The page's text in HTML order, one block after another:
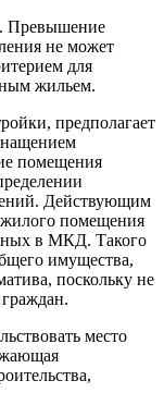
Превышение
не может
для
жильем.
предполагает
помещения
Действующим
жилого помещения
в МКД. Такого
имущества,
поскольку не
место